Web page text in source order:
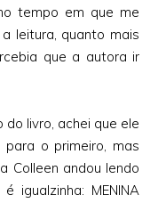
tempo em que me
leitura, quanto mais
que a autora ir
do livro, achei que ele
o primeiro, mas
Colleen andou lendo
igualzinha: MENINA